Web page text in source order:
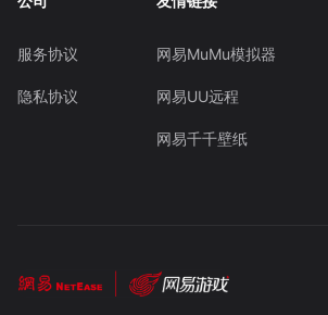
服务协议
隐私协议
网易MuMu模拟器
网易UU远程
网易千千壁纸